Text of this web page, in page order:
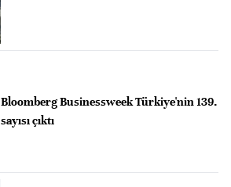
Bloomberg Businessweek Türkiye'nin 139.
sayısı çıktı